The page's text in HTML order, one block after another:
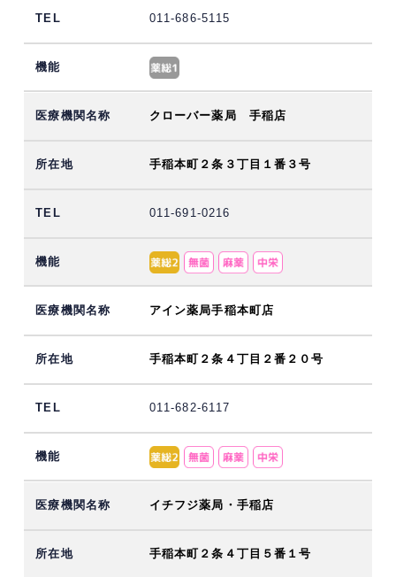
011-686-5115
クローバー薬局 手稲店
手稲本町２条３丁目１番３号
011-691-0216
アイン薬局手稲本町店
手稲本町２条４丁目２番２０号
011-682-6117
イチフジ薬局・手稲店
手稲本町２条４丁目５番１号